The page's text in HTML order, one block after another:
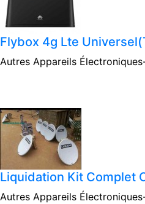
Flybox 4g Lte
Autres Appareils
Liquidation Kit Complet
Autres Appareils